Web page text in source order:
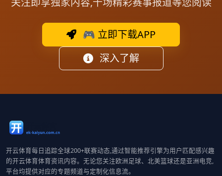
🎮 立即下载APP
深入了解
开云体育每日追踪全球200+联赛动态,通过智能推荐引擎为用户匹配感兴趣
的开云体育体育资讯内容。无论您关注欧洲足球、北美篮球还是亚洲电竞,
平台均提供对应的专题频道与定制化信息流。